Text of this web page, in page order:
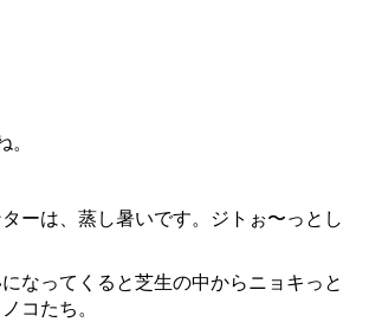
ーは、蒸し暑いです。ジトぉ〜っとし
なってくると芝生の中からニョキっと
コたち。